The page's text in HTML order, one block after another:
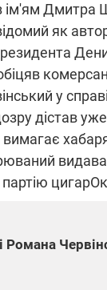
з ім'ям
як
у
дістав
Романа